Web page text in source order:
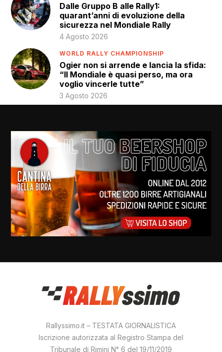
Dalle Gruppo B alle Rally1:
quarant’anni di evoluzione della
sicurezza nel Mondiale Rally
4 Agosto 2026
WORLD RALLY CHAMPIONSHIP
Ogier non si arrende e lancia la sfida:
“Il Mondiale è quasi perso, ma ora
voglio vincerle tutte”
3 Agosto 2026
Rallyssimo.it – TESTATA GIORNALISTICA
Iscrizione autorizzata al Registro Stampa del
Tribunale di Rimini N° 6 del 19/11/2019